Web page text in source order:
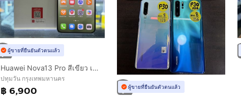
ผู้ขายที่ยืนยันตัวตนแล้ว
Huawei Nova13 Pro สีเขียว เครื่องศูนย์ สภาพสวยมากๆ จอ6.76นิ้ว แรม12รอม512 Kirin8000 กล้อง50ล้าน(3ตัว) ครบยกกล่อง🥰🥰
ปทุมวัน กรุงเทพมหานคร
฿ 6,900 ผู้ขายที่ยืนยันตัวตนแล้ว